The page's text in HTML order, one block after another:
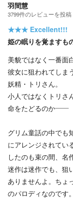
羽間慧
3799件のレビューを投稿
★★★ Excellent!!!
姫の眠りを覚ますも
美貌ではなく一番面
彼女に狙われてしま
妖精・トリさん。
小人ではなくトリさ
命をたどるのか――
グリム童話の中でも
にアレンジされてい
したのも束の間、名
迷作は迷作でも、狙
ありませんよ。ちょ
のパロディなのです。